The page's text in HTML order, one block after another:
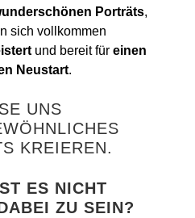
Porträts,
sich vollkommen
und bereit füreinen
Neustart.
UNS
KREIEREN.
ES NICHT
ZU SEIN?